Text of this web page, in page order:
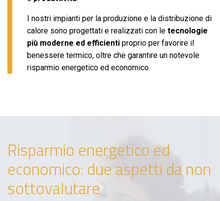
I nostri impianti per la produzione e la distribuzione di
calore sono progettati e realizzati con le tecnologie
più moderne ed efficienti proprio per favorire il
benessere termico, oltre che garantire un notevole
risparmio energetico ed economico.
Risparmio energetico ed
economico: due aspetti da non
sottovalutare